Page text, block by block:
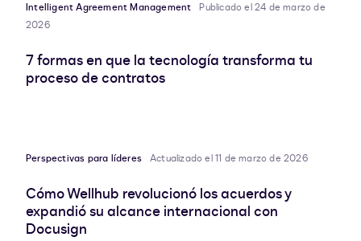
Intelligent Agreement Management
Publicado el 24 de marzo de
2026
7 formas en que la tecnología transforma tu
proceso de contratos
Perspectivas para líderes Actualizado el 11 de marzo de 2026
Cómo Wellhub revolucionó los acuerdos y
expandió su alcance internacional con
Docusign